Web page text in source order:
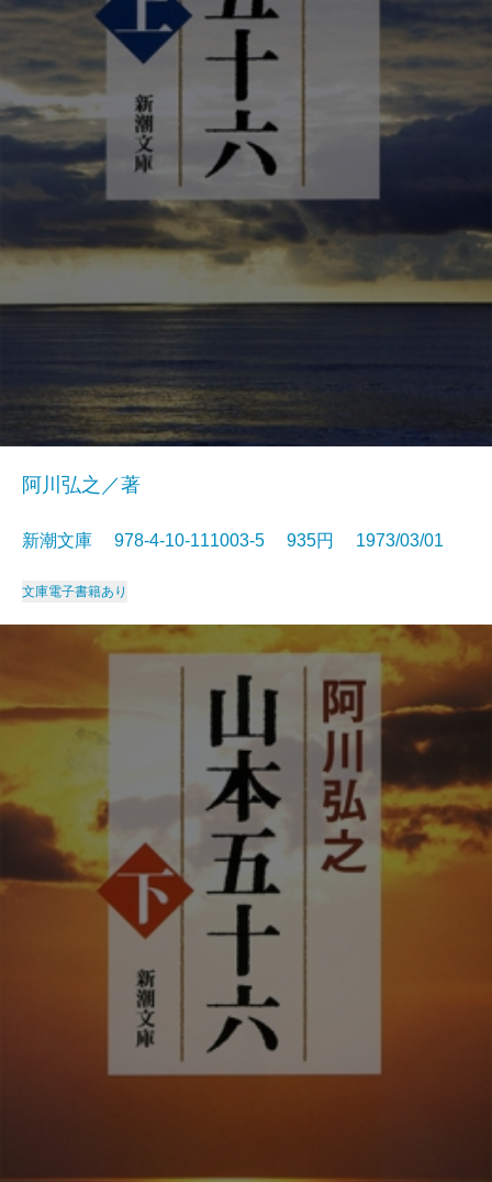
阿川弘之／著
新潮文庫 978-4-10-111003-5 935円 1973/03/01
文庫電子書籍あり